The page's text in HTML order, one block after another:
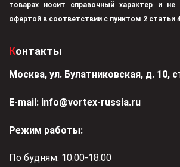
товарах носит справочный характер и не
офертой в соответствии с пунктом 2 статьи
Контакты
Москва, ул. Булатниковская, д. 10,
Е-mail: info@vortex-russia.ru
Режим работы:
По будням: 10.00-18.00